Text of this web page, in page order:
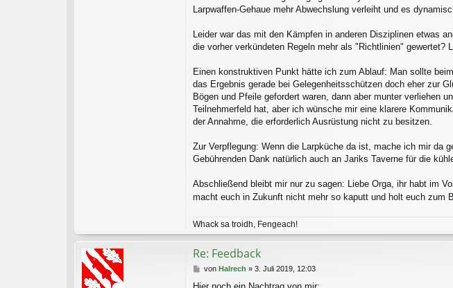
Larpwaffen-Gehaue mehr Abwechslung verleiht und es
Leider war das mit den Kämpfen in anderen Disziplinen etwas
die vorher verkündeten Regeln mehr als "Richtlinien" gewertet?
Einen konstruktiven Punkt hätte ich zum Ablauf: Man sollte
das Ergebnis gerade bei Gelegenheitsschützen doch eher zur
Bögen und Pfeile gefordert waren, dann aber munter verliehen
Teilnehmerfeld hat, aber ich wünsche mir eine klarere
der Annahme, die erforderlich Ausrüstung nicht zu besitzen.
Zur Verpflegung: Wenn die Larpküche da ist, mache ich mir da
Gebührenden Dank natürlich auch an Jariks Taverne für die
Abschließend bleibt mir nur zu sagen: Liebe Orga, ihr habt im
macht euch in Zukunft nicht mehr so kaputt und holt euch zum
Whack sa troidh, Fengeach!
Re: Feedback
Bvon Halrech » 3. Juli 2019, 12:03